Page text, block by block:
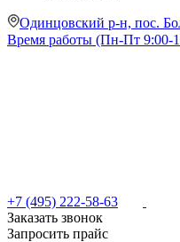
Одинцовский р-н, пос.
Время работы (Пн-Пт 9:00-
+7 (495) 222-58-63
Заказать звонок
Запросить прайс